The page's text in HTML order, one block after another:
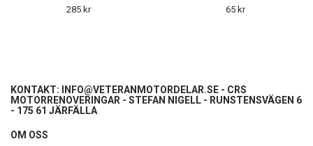
285 kr
65 kr
KONTAKT: INFO@VETERANMOTORDELAR.SE - CRS
MOTORRENOVERINGAR - STEFAN NIGELL - RUNSTENSVÄGEN 6
- 175 61 JÄRFÄLLA
OM OSS